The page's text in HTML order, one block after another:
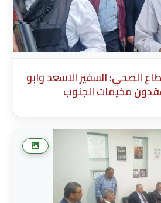
الصحي: السفير الاسعد وابو
مخيمات الجنوب
(Arabic)Brief
listings (max 200